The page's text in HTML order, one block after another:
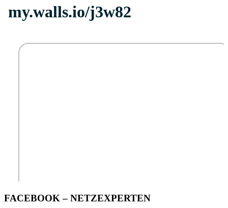
FACEBOOK – NETZEXPERTEN